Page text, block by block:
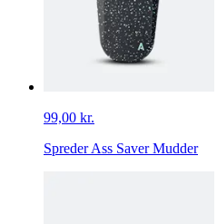
99,00 kr.
Spreder Ass Saver Mudder